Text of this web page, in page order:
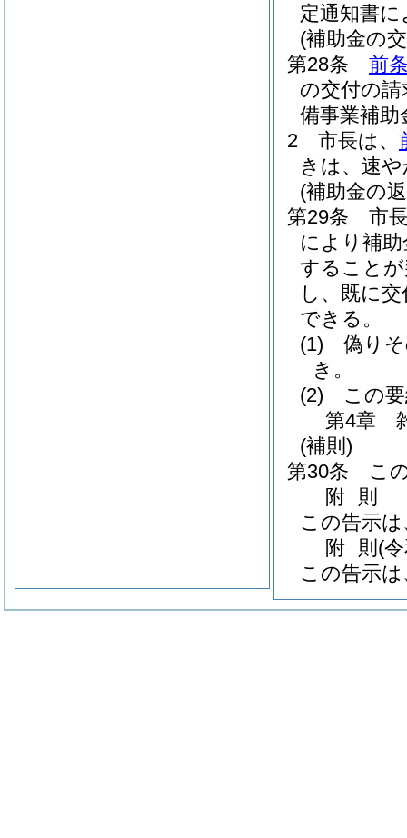
定通知書
(補助金の
第28条
前
の交付の
備事業補
2
市長は、
きは、速
(補助金の
第29条
市
により補
すること
し、既に
できる。
(1)
偽り
き。
(2)
この
第4章
(補則)
第30条
こ
附 則
この告示
附 則 (
この告示